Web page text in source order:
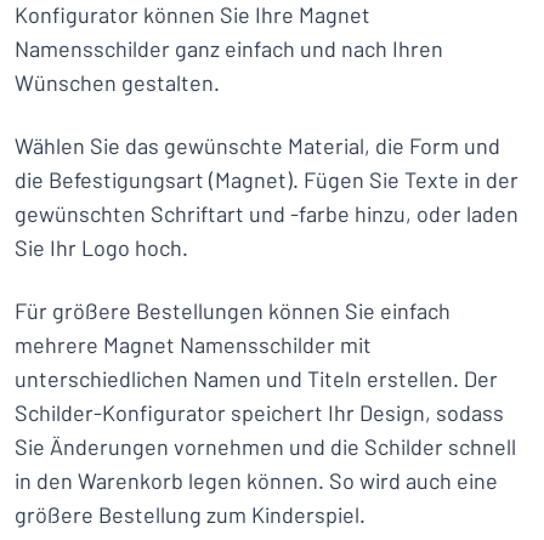
Konfigurator können Sie Ihre Magnet
Namensschilder ganz einfach und nach Ihren
Wünschen gestalten.
Wählen Sie das gewünschte Material, die Form und
die Befestigungsart (Magnet). Fügen Sie Texte in der
gewünschten Schriftart und -farbe hinzu, oder laden
Sie Ihr Logo hoch.
Für größere Bestellungen können Sie einfach
mehrere Magnet Namensschilder mit
unterschiedlichen Namen und Titeln erstellen. Der
Schilder-Konfigurator speichert Ihr Design, sodass
Sie Änderungen vornehmen und die Schilder schnell
in den Warenkorb legen können. So wird auch eine
größere Bestellung zum Kinderspiel.